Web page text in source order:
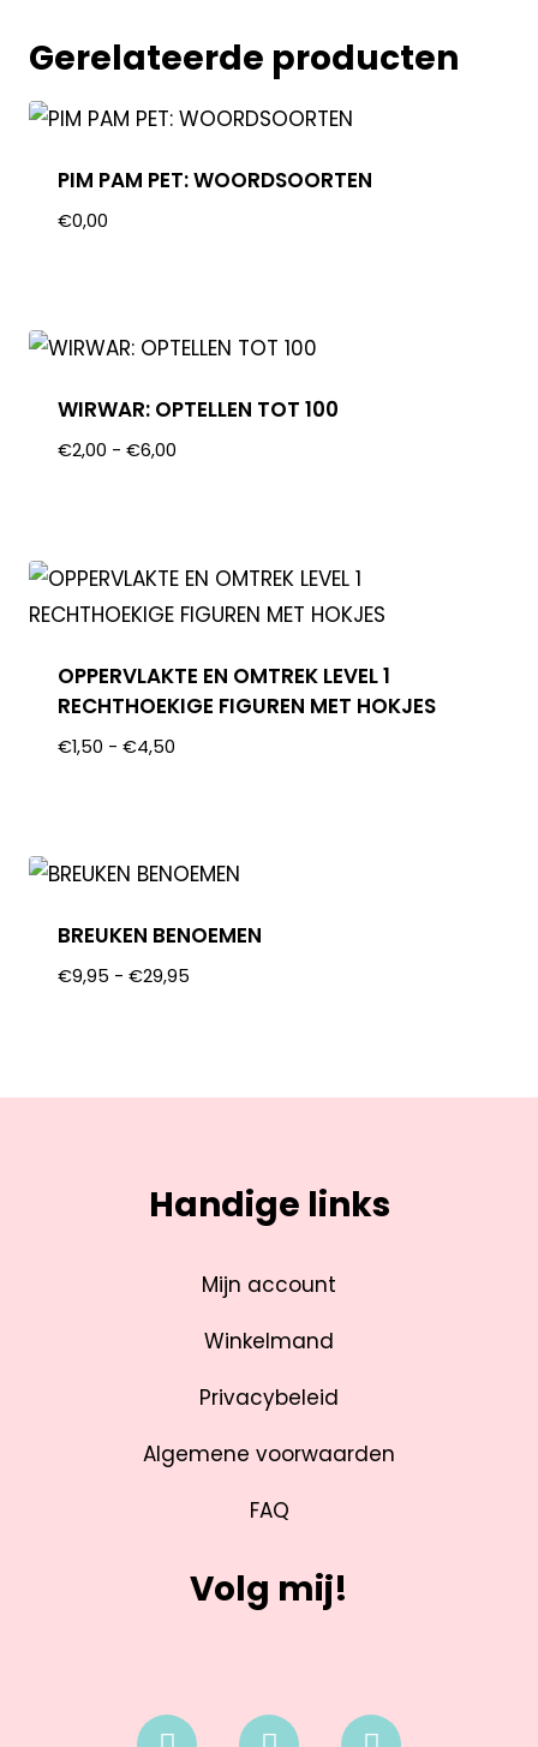
Gerelateerde producten
PIM PAM PET: WOORDSOORTEN
€0,00
WIRWAR: OPTELLEN TOT 100
€2,00 - €6,00
OPPERVLAKTE EN OMTREK LEVEL 1
RECHTHOEKIGE FIGUREN MET HOKJES
€1,50 - €4,50
BREUKEN BENOEMEN
€9,95 - €29,95
Handige links
Mijn account
Winkelmand
Privacybeleid
Algemene voorwaarden
FAQ
Volg mij!